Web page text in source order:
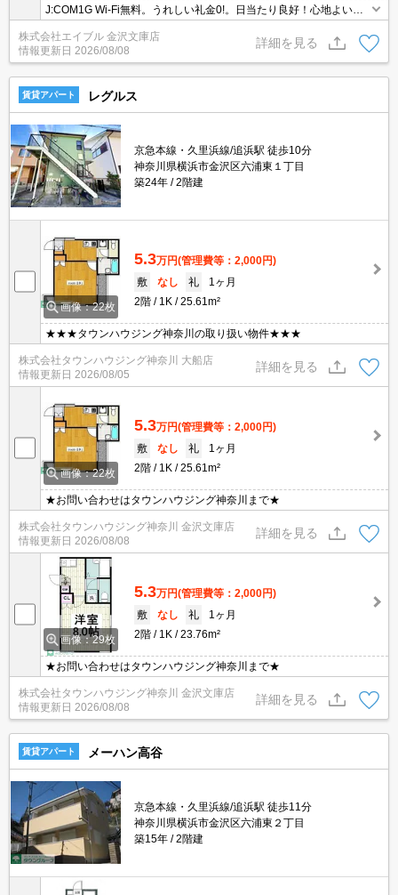
J:COM1G Wi-Fi無料。うれしい礼金0!。日当たり良好！心地よい室
内環境！。収納たっぷり。初期費用がおさえられる物件。契約金・
家賃クレジットカード払い可（ポイント還元あり）。
株式会社エイブル 金沢文庫店
情報更新日 2026/08/08
詳細を見る
賃貸アパート レグルス
京急本線・久里浜線/追浜駅 徒歩10分
神奈川県横浜市金沢区六浦東１丁目
築24年
2階建
画像：22枚
5.3万円(管理費等：2,000円)
敷
なし 礼
1ヶ月
2階
1K 25.61m²
★★★タウンハウジング神奈川の取り扱い物件★★★
株式会社タウンハウジング神奈川 大船店
情報更新日 2026/08/05
詳細を見る
画像：22枚
5.3万円(管理費等：2,000円)
敷
なし 礼
1ヶ月
2階
1K 25.61m²
★お問い合わせはタウンハウジング神奈川まで★
株式会社タウンハウジング神奈川 金沢文庫店
情報更新日 2026/08/08
詳細を見る
画像：29枚
5.3万円(管理費等：2,000円)
敷
なし 礼
1ヶ月
2階
1K 23.76m²
★お問い合わせはタウンハウジング神奈川まで★
株式会社タウンハウジング神奈川 金沢文庫店
情報更新日 2026/08/08
詳細を見る
賃貸アパート メーハン高谷
京急本線・久里浜線/追浜駅 徒歩11分
神奈川県横浜市金沢区六浦東２丁目
築15年
2階建